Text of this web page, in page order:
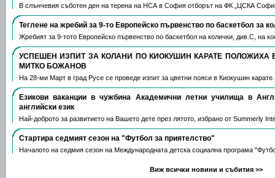
В слънчевия съботен ден на терена на НСА в София отборът на ФК „ЦСКА
Теглене на жребий за 9-то Европейско първенство по баскетбол за
Жребият за 9-тото Европейско първенство по баскетбол на колички, див.С, на
УСПЕШЕН ИЗПИТ ЗА КОЛАНИ ПО КИОКУШИН КАРАТЕ ПОЛОЖИХА
МИТКО БОЖАНОВ
На 28-ми Март в град Русе се проведе изпит за цветни пояси в Киокушин
Езикови ваканции​ в чужбина Академични летни училища в
английски език
Най-доброто за развитието на Вашето дете през лятото, избрано от Summerly
Стартира седмият сезон на "Футбол за приятелство"
Началото на седмия сезон на Международната детска социална програма
Виж всички новини и събития >>